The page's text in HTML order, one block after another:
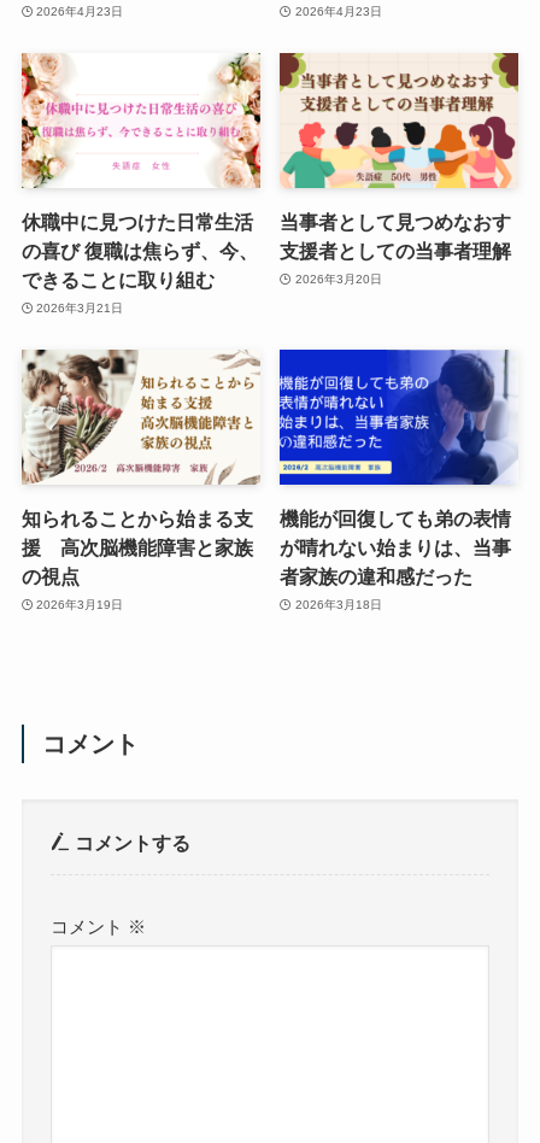
2026年4月23日 2026年4月23日
休職中に見つけた日常生活
の喜び 復職は焦らず、今、
できることに取り組む
2026年3月21日
当事者として見つめなおす
支援者としての当事者理解
2026年3月20日
知られることから始まる支
援 高次脳機能障害と家族
の視点
2026年3月19日
機能が回復しても弟の表情
が晴れない始まりは、当事
者家族の違和感だった
2026年3月18日
コメント
コメントする
コメント ※